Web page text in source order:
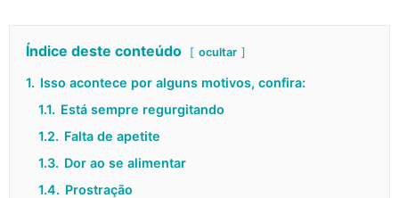
Índice deste conteúdo ocultar
1. Isso acontece por alguns motivos, confira:
1.1. Está sempre regurgitando
1.2. Falta de apetite
1.3. Dor ao se alimentar
1.4. Prostração